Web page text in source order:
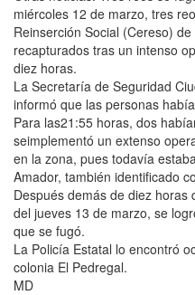
miércoles 12 de marzo, tres
Reinserción Social (Cereso)
recapturados tras un intenso
diez horas.
La Secretaría de Seguridad
informó que las personas
Para las21:55 horas, dos
seimplementó un extenso
en la zona, pues todavía
Amador, también identificado
Después demás de diez
del jueves 13 de marzo, se
que se fugó.
La Policía Estatal lo encontró
colonia El Pedregal.
MD